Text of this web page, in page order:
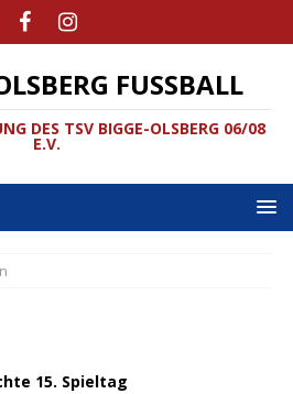
FUSSBALL
DES TSV BIGGE-OLSBERG 06/08
E.V.
15. Spieltag